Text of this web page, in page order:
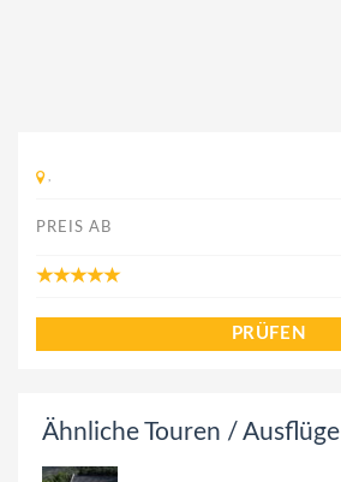
,
PREIS AB
PRÜFEN
Ähnliche Touren / Ausflüge